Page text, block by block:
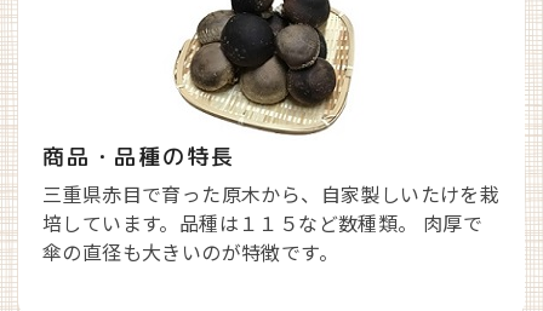
商品・品種の特長
三重県赤目で育った原木から、自家製しいたけを栽
培しています。品種は１１５など数種類。 肉厚で
傘の直径も大きいのが特徴です。